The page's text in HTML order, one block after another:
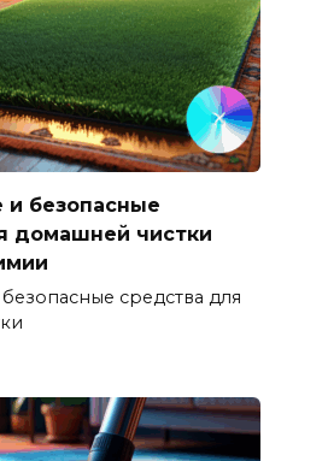
и безопасные
домашней чистки
средства для